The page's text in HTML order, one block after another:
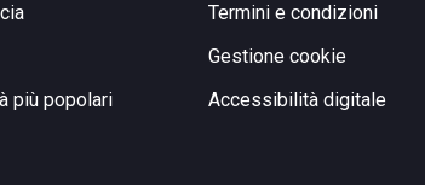
più popolari
Termini e condizioni
Gestione cookie
Accessibilità digitale